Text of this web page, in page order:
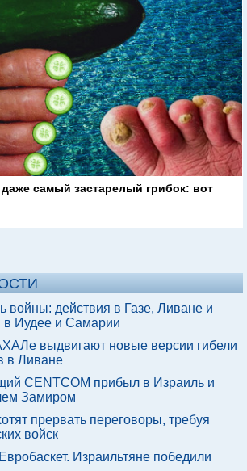
даже самый застарелый грибок: вот
войны: действия в Газе, Ливане и
в Иудее и Самарии
выдвигают новые версии гибели
в Ливане
CENTCOM прибыл в Израиль и
Замиром
прервать переговоры, требуя
войск
Израильтяне победили